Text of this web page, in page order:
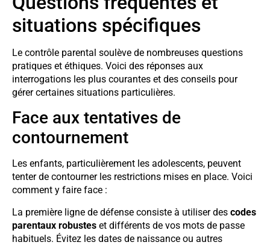
situations spécifiques
Le contrôle parental soulève de nombreuses questions
pratiques et éthiques. Voici des réponses aux
interrogations les plus courantes et des conseils pour
gérer certaines situations particulières.
Face aux tentatives de
contournement
Les enfants, particulièrement les adolescents, peuvent
tenter de contourner les restrictions mises en place. Voici
comment y faire face :
La première ligne de défense consiste à utiliser des codes
parentaux robustes et différents de vos mots de passe
habituels. Évitez les dates de naissance ou autres